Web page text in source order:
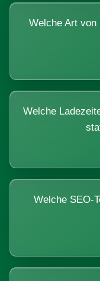
Welche Art von
Welche
Welche SEO-